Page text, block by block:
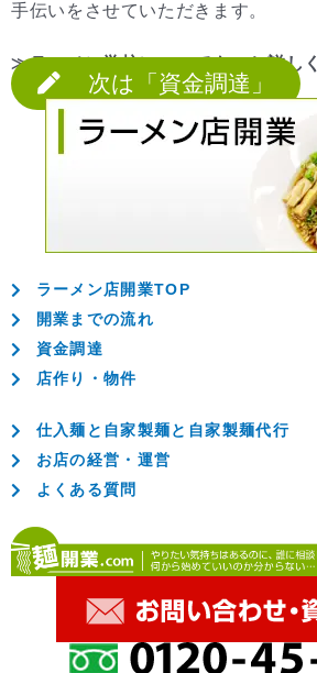
手伝いをさせていただきます。
≫ラーメン学校についてもっと詳しく
次は「資金調達」
ラーメン店開業TOP
開業までの流れ
資金調達
店作り・物件
仕入麺と自家製麺と自家製麺代行
お店の経営・運営
よくある質問